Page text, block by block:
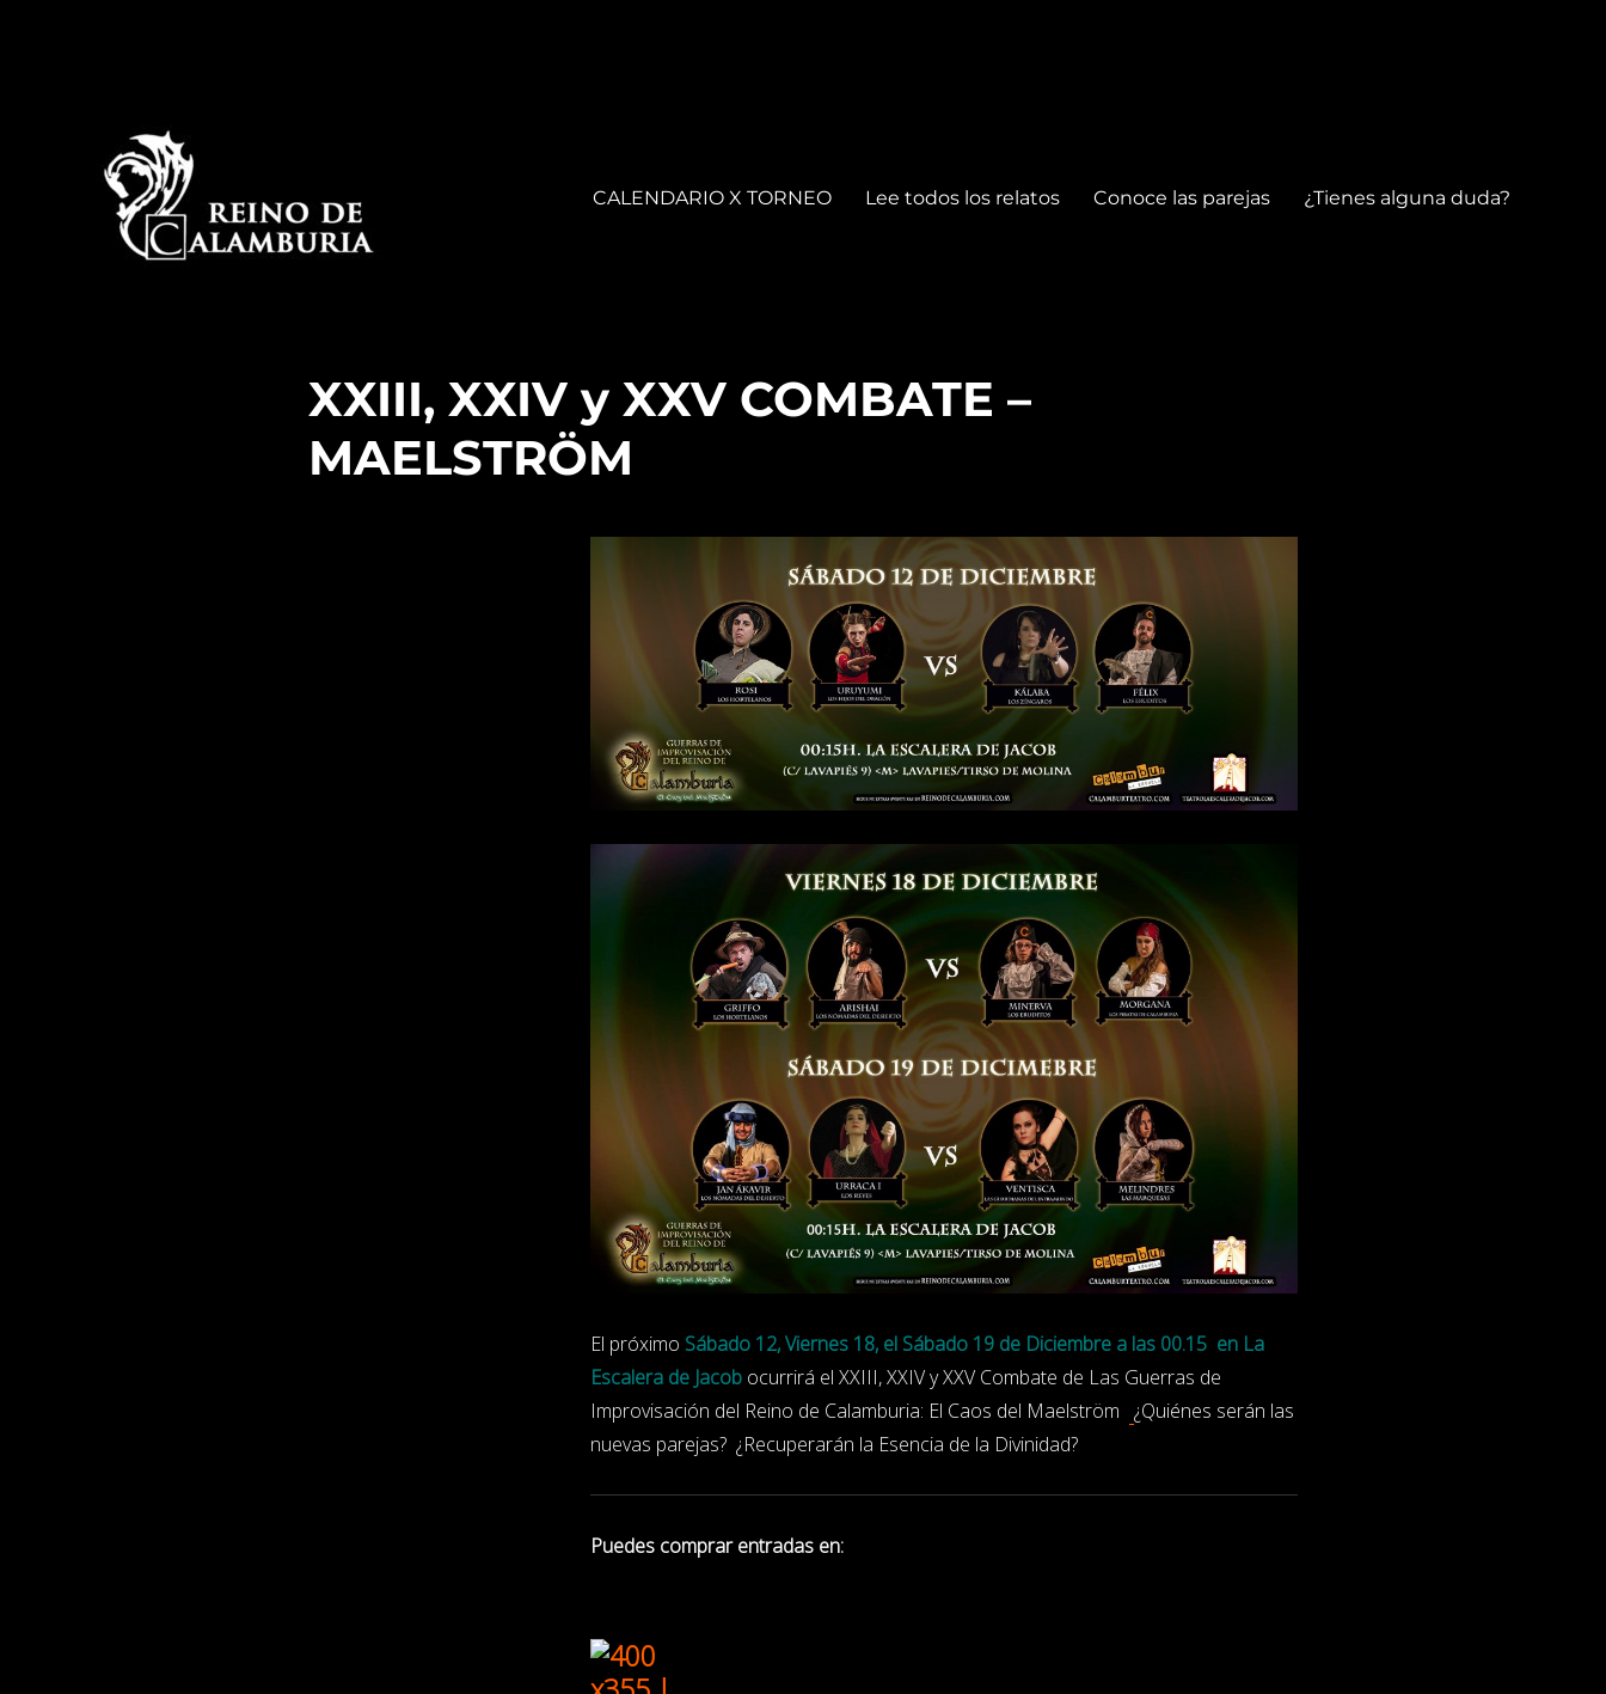
CALENDARIO X TORNEO Lee todos los relatos Conoce las parejas ¿Tienes alguna duda?
XXIII, XXIV y XXV COMBATE –
MAELSTRÖM
El próximo Sábado 12,Viernes 18, el Sábado 19 de Diciembre a las 00.15 en La
Escalera de Jacob ocurrirá el XXIII, XXIV y XXV Combate de Las Guerras de
Improvisación del Reino de Calamburia: El Caos del Maelström
¿Quiénes serán las
nuevas parejas? ¿Recuperarán la Esencia de la Divinidad?
Puedes comprar entradas en: